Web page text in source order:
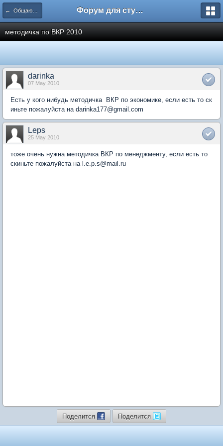
← Общаются экономисты Форум для студента СГА
методичка по ВКР 2010
darinka
07 May 2010
Есть у кого нибудь методичка ВКР по экономике, если есть то ск
иньте пожалуйста на darinka177@gmail.com
Leps
25 May 2010
тоже очень нужна методичка ВКР по менеджменту, если есть то
скиньте пожалуйста на l.e.p.s@mail.ru
Поделится Поделится